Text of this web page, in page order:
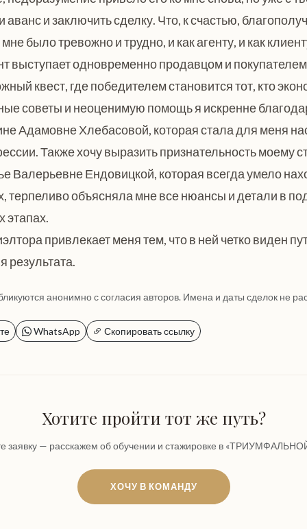
и заключить сделку. Что, к счастью,
было тревожно и трудно, и как агенту, и как
выступает одновременно продавцом и
квест, где победителем становится тот, кто
советы и неоценимую помощь я искренне
Адамовне Хлебасовой, которая стала для меня
Также хочу выразить признательность моему
Валерьевне Ендовицкой, которая всегда умело
терпеливо объясняла мне все нюансы и детали в
этапах.
привлекает меня тем, что в ней четко виден
результата.
анонимно с согласия авторов. Имена и даты сделок не
WhatsApp Скопировать ссылку
Хотите пройти тот же путь?
заявку — расскажем об обучении и стажировке в
ХОЧУ В КОМАНДУ